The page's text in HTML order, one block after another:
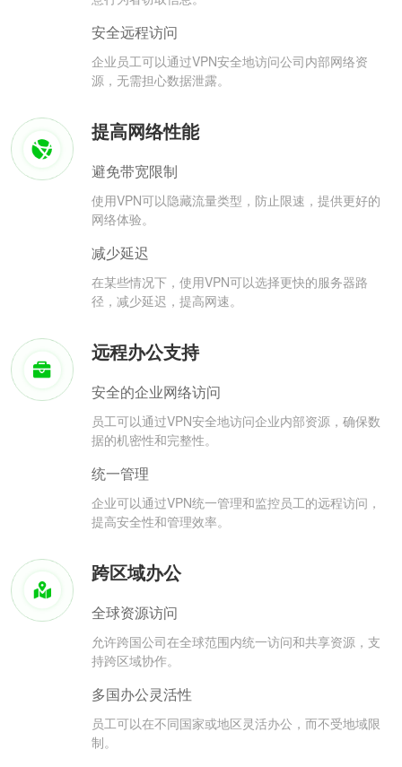
安全远程访问
企业员工可以通过VPN安全地访问公司内部网络资
源，无需担心数据泄露。
提高网络性能
避免带宽限制
使用VPN可以隐藏流量类型，防止限速，提供更好的
网络体验。
减少延迟
在某些情况下，使用VPN可以选择更快的服务器路
径，减少延迟，提高网速。
远程办公支持
安全的企业网络访问
员工可以通过VPN安全地访问企业内部资源，确保数
据的机密性和完整性。
统一管理
企业可以通过VPN统一管理和监控员工的远程访问，
提高安全性和管理效率。
跨区域办公
全球资源访问
允许跨国公司在全球范围内统一访问和共享资源，支
持跨区域协作。
多国办公灵活性
员工可以在不同国家或地区灵活办公，而不受地域限
制。